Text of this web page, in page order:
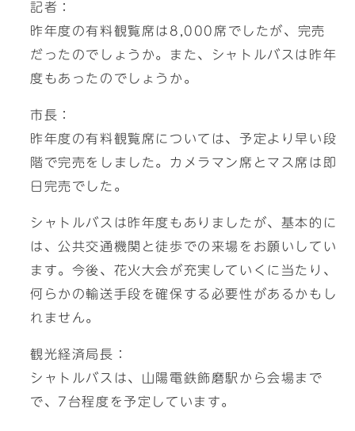
記者：
昨年度の有料観覧席は8,000席でしたが、完売
だったのでしょうか。また、シャトルバスは昨年
度もあったのでしょうか。
市長：
昨年度の有料観覧席については、予定より早い段
階で完売をしました。カメラマン席とマス席は即
日完売でした。
シャトルバスは昨年度もありましたが、基本的に
は、公共交通機関と徒歩での来場をお願いしてい
ます。今後、花火大会が充実していくに当たり、
何らかの輸送手段を確保する必要性があるかもし
れません。
観光経済局長：
シャトルバスは、山陽電鉄飾磨駅から会場まで
で、7台程度を予定しています。